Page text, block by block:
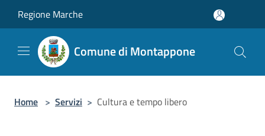
Regione Marche
Comune di Montappone
Home > Servizi > Cultura e tempo libero